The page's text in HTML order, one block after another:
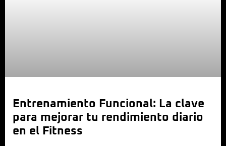
Entrenamiento Funcional: La clave
para mejorar tu rendimiento diario
en el Fitness